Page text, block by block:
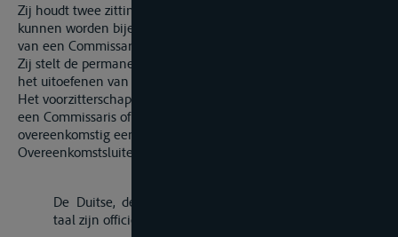
Zij houdt twee zittingen per jaar; buitengewone zittingen
kunnen worden bijeengeroepen door de voorzitter op verzoek
van een Commissaris.
Zij stelt de permanente of tijdelijke werkgroepen in, die voor
het uitoefenen van haar werkzaamheden noodzakelijk zijn.
Het voorzitterschap van deze werkgroepen wordt vervuld door
een Commissaris of een plaatsvervangend Commissaris
overeenkomstig een tweejaar[1]lijkse roulering der
Overeenkomstsluitende Staten."
De Duitse, de Engelse, de Franse en de Nederlandse
taal zijn officiële talen van de Centrale Commissie."